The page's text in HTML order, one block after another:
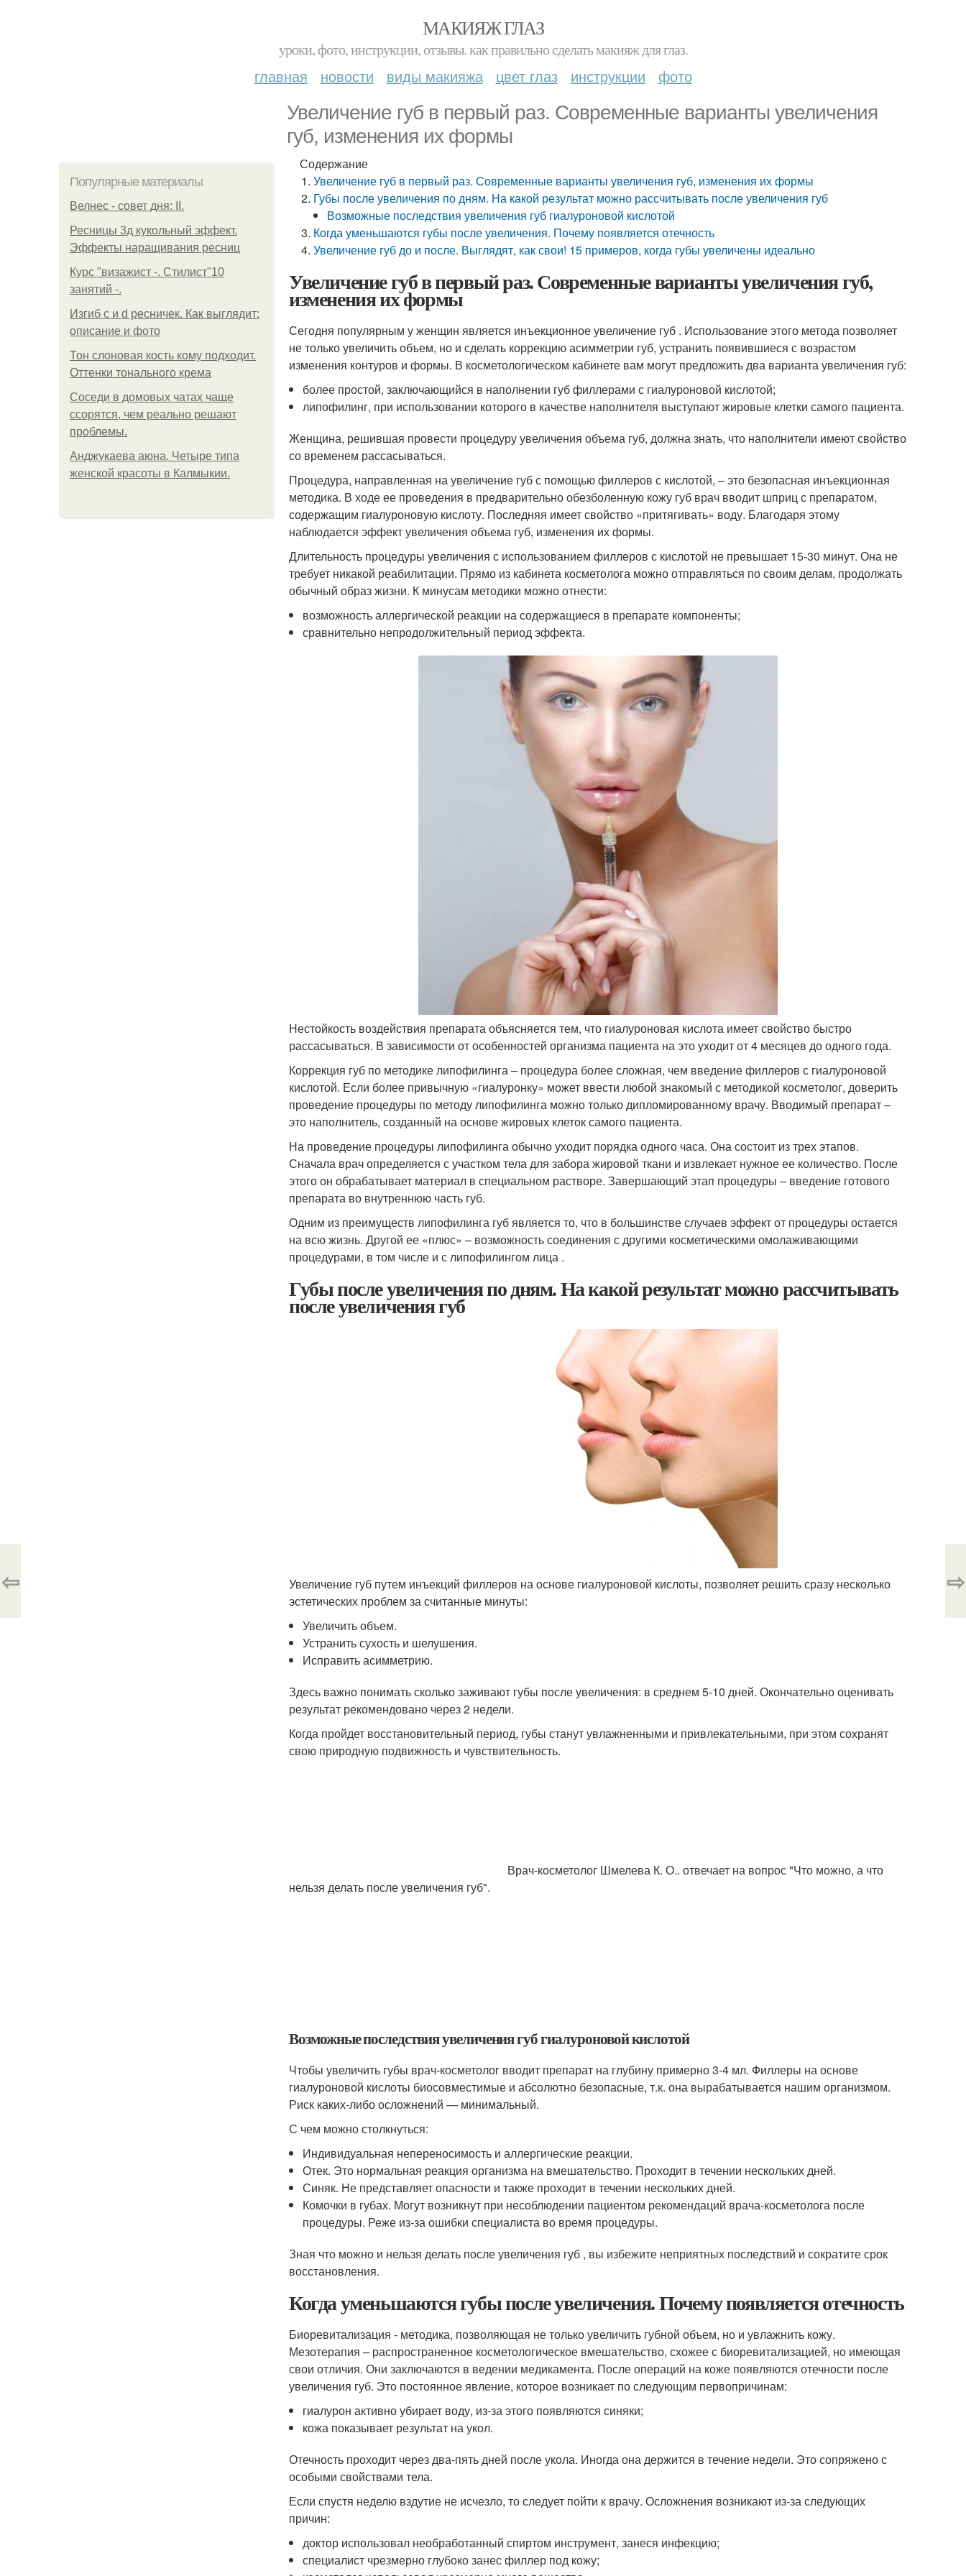
МАКИЯЖ ГЛАЗ
уроки, фото, инструкции, отзывы. как правильно сделать макияж для глаз.
главная новости виды макияжа цвет глаз инструкции фото
Увеличение губ в первый раз. Современные варианты увеличения
губ, изменения их формы
Популярные материалы
Велнес - совет дня: II.
Ресницы 3д кукольный эффект.
Эффекты наращивания ресниц
Курс "визажист -. Стилист"10
занятий -.
Изгиб c и d ресничек. Как выглядит:
описание и фото
Тон слоновая кость кому подходит.
Оттенки тонального крема
Соседи в домовых чатах чаще
ссорятся, чем реально решают
проблемы.
Анджукаева аюна. Четыре типа
женской красоты в Калмыкии.
Содержание
Увеличение губ в первый раз. Современные варианты увеличения губ, изменения их формы
Губы после увеличения по дням. На какой результат можно рассчитывать после увеличения губ
Возможные последствия увеличения губ гиалуроновой кислотой
Когда уменьшаются губы после увеличения. Почему появляется отечность
Увеличение губ до и после. Выглядят, как свои! 15 примеров, когда губы увеличены идеально
Увеличение губ в первый раз. Современные варианты увеличения губ,
изменения их формы
Сегодня популярным у женщин является инъекционное увеличение губ . Использование этого метода позволяет
не только увеличить объем, но и сделать коррекцию асимметрии губ, устранить появившиеся с возрастом
изменения контуров и формы. В косметологическом кабинете вам могут предложить два варианта увеличения губ:
более простой, заключающийся в наполнении губ филлерами с гиалуроновой кислотой;
липофилинг, при использовании которого в качестве наполнителя выступают жировые клетки самого пациента.
Женщина, решившая провести процедуру увеличения объема губ, должна знать, что наполнители имеют свойство
со временем рассасываться.
Процедура, направленная на увеличение губ с помощью филлеров с кислотой, – это безопасная инъекционная
методика. В ходе ее проведения в предварительно обезболенную кожу губ врач вводит шприц с препаратом,
содержащим гиалуроновую кислоту. Последняя имеет свойство «притягивать» воду. Благодаря этому
наблюдается эффект увеличения объема губ, изменения их формы.
Длительность процедуры увеличения с использованием филлеров с кислотой не превышает 15-30 минут. Она не
требует никакой реабилитации. Прямо из кабинета косметолога можно отправляться по своим делам, продолжать
обычный образ жизни. К минусам методики можно отнести:
возможность аллергической реакции на содержащиеся в препарате компоненты;
сравнительно непродолжительный период эффекта.
Нестойкость воздействия препарата объясняется тем, что гиалуроновая кислота имеет свойство быстро
рассасываться. В зависимости от особенностей организма пациента на это уходит от 4 месяцев до одного года.
Коррекция губ по методике липофилинга – процедура более сложная, чем введение филлеров с гиалуроновой
кислотой. Если более привычную «гиалуронку» может ввести любой знакомый с методикой косметолог, доверить
проведение процедуры по методу липофилинга можно только дипломированному врачу. Вводимый препарат –
это наполнитель, созданный на основе жировых клеток самого пациента.
На проведение процедуры липофилинга обычно уходит порядка одного часа. Она состоит из трех этапов.
Сначала врач определяется с участком тела для забора жировой ткани и извлекает нужное ее количество. После
этого он обрабатывает материал в специальном растворе. Завершающий этап процедуры – введение готового
препарата во внутреннюю часть губ.
Одним из преимуществ липофилинга губ является то, что в большинстве случаев эффект от процедуры остается
на всю жизнь. Другой ее «плюс» – возможность соединения с другими косметическими омолаживающими
процедурами, в том числе и с липофилингом лица .
Губы после увеличения по дням. На какой результат можно рассчитывать
после увеличения губ
Увеличение губ путем инъекций филлеров на основе гиалуроновой кислоты, позволяет решить сразу несколько
эстетических проблем за считанные минуты:
Увеличить объем.
Устранить сухость и шелушения.
Исправить асимметрию.
Здесь важно понимать сколько заживают губы после увеличения: в среднем 5-10 дней. Окончательно оценивать
результат рекомендовано через 2 недели.
Когда пройдет восстановительный период, губы станут увлажненными и привлекательными, при этом сохранят
свою природную подвижность и чувствительность.
Врач-косметолог Шмелева К. О.. отвечает на вопрос "Что можно, а что
нельзя делать после увеличения губ".
Возможные последствия увеличения губ гиалуроновой кислотой
Чтобы увеличить губы врач-косметолог вводит препарат на глубину примерно 3-4 мл. Филлеры на основе
гиалуроновой кислоты биосовместимые и абсолютно безопасные, т.к. она вырабатывается нашим организмом.
Риск каких-либо осложнений — минимальный.
С чем можно столкнуться:
Индивидуальная непереносимость и аллергические реакции.
Отек. Это нормальная реакция организма на вмешательство. Проходит в течении нескольких дней.
Синяк. Не представляет опасности и также проходит в течении нескольких дней.
Комочки в губах. Могут возникнут при несоблюдении пациентом рекомендаций врача-косметолога после
процедуры. Реже из-за ошибки специалиста во время процедуры.
Зная что можно и нельзя делать после увеличения губ , вы избежите неприятных последствий и сократите срок
восстановления.
Когда уменьшаются губы после увеличения. Почему появляется отечность
Биоревитализация - методика, позволяющая не только увеличить губной объем, но и увлажнить кожу.
Мезотерапия – распространенное косметологическое вмешательство, схожее с биоревитализацией, но имеющая
свои отличия. Они заключаются в ведении медикамента. После операций на коже появляются отечности после
увеличения губ. Это постоянное явление, которое возникает по следующим первопричинам:
гиалурон активно убирает воду, из-за этого появляются синяки;
кожа показывает результат на укол.
Отечность проходит через два-пять дней после укола. Иногда она держится в течение недели. Это сопряжено с
особыми свойствами тела.
Если спустя неделю вздутие не исчезло, то следует пойти к врачу. Осложнения возникают из-за следующих
причин:
доктор использовал необработанный спиртом инструмент, занеся инфекцию;
специалист чрезмерно глубоко занес филлер под кожу;
⇦ ⇨